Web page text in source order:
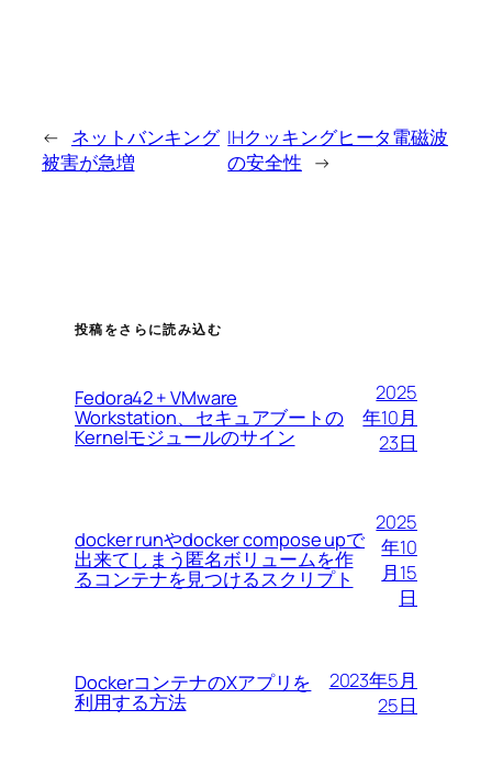
← ネットバンキング
被害が急増
IHクッキングヒータ電磁波
の安全性 →
投稿をさらに読み込む
Fedora42 + VMware
Workstation、セキュアブートの
Kernelモジュールのサイン
2025
年10月
23日
docker runやdocker compose upで
出来てしまう匿名ボリュームを作
るコンテナを見つけるスクリプト
2025
年10
月15
日
DockerコンテナのXアプリを
利用する方法
2023年5月
25日